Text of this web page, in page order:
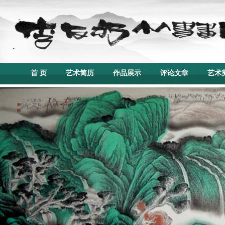
首 页 艺术简历 作品展示 评论文章 艺术